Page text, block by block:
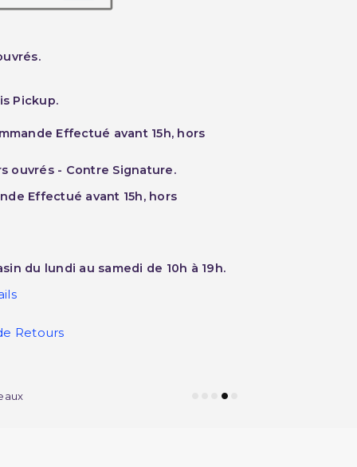
Pickup.
Effectué avant 15h, hors
ouvrés - Contre Signature.
Effectué avant 15h, hors
du lundi au samedi de 10h à 19h.
Retours